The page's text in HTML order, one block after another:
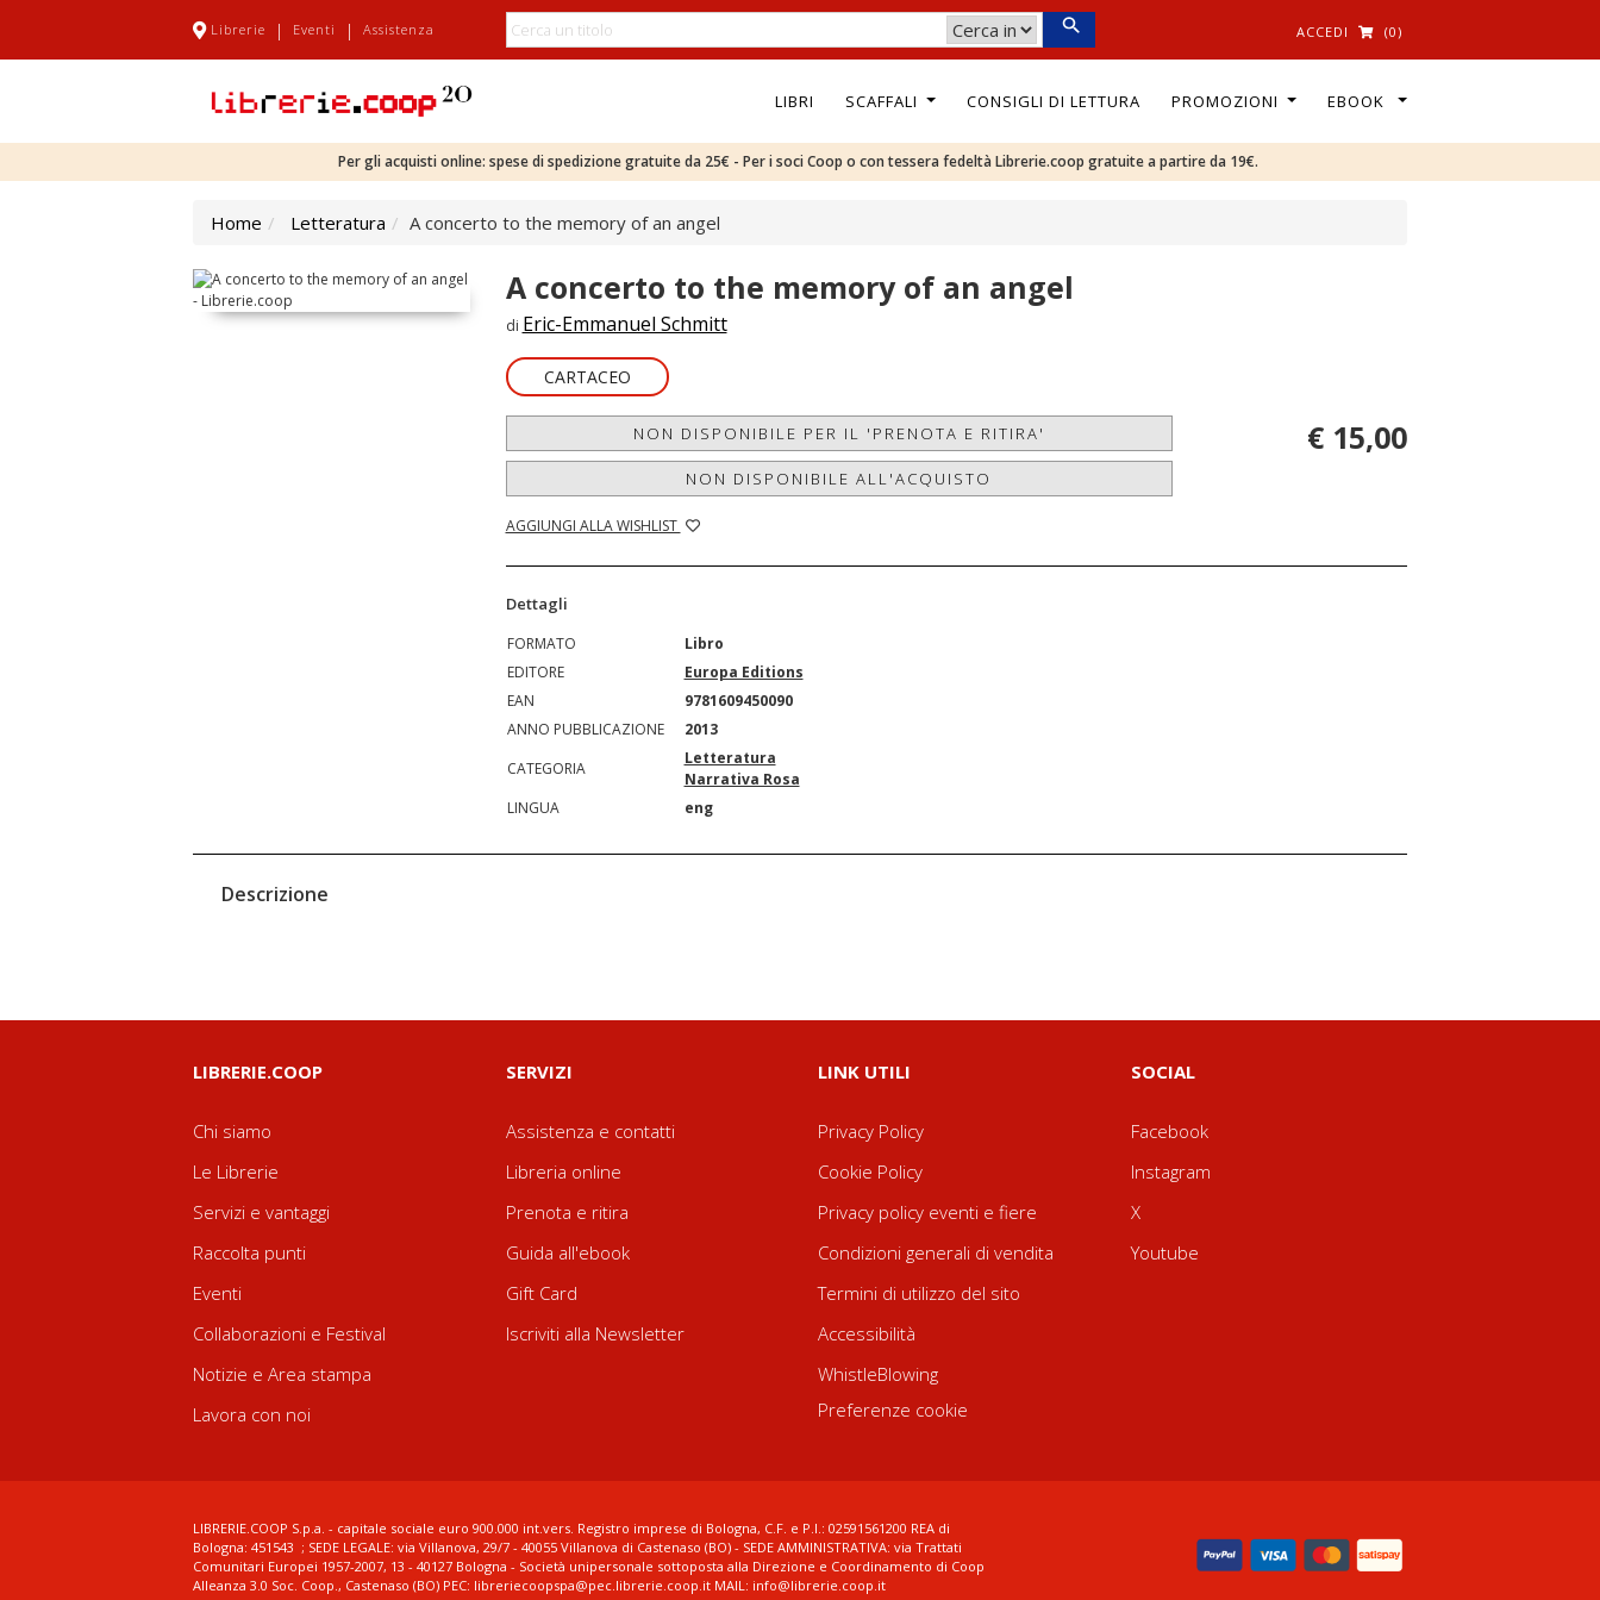
Librerie | Eventi | Assistenza ACCEDI (0)
LIBRI SCAFFALI CONSIGLI DI LETTURA PROMOZIONI EBOOK
Per gli acquisti online: spese di spedizione gratuite da 25€ - Per i soci Coop o con tessera fedeltà Librerie.coop gratuite a partire da 19€.
Home Letteratura A concerto to the memory of an angel
A concerto to the memory of an angel
di Eric-Emmanuel Schmitt
CARTACEO
NON DISPONIBILE PER IL 'PRENOTA E RITIRA'
NON DISPONIBILE ALL'ACQUISTO
AGGIUNGI ALLA WISHLIST
€ 15,00
Dettagli
FORMATO
Libro
EDITORE
Europa Editions
EAN
9781609450090
ANNO PUBBLICAZIONE
2013
CATEGORIA
Letteratura
Narrativa Rosa
LINGUA
eng
Descrizione
LIBRERIE.COOP
Chi siamo
Le Librerie
Servizi e vantaggi
Raccolta punti
Eventi
Collaborazioni e Festival
Notizie e Area stampa
Lavora con noi
SERVIZI
Assistenza e contatti
Libreria online
Prenota e ritira
Guida all'ebook
Gift Card
Iscriviti alla Newsletter
LINK UTILI
Privacy Policy
Cookie Policy
Privacy policy eventi e fiere
Condizioni generali di vendita
Termini di utilizzo del sito
Accessibilità
WhistleBlowing
Preferenze cookie
SOCIAL
Facebook
Instagram
X
Youtube
LIBRERIE.COOP S.p.a. - capitale sociale euro 900.000 int.vers. Registro imprese di Bologna, C.F. e P.I.: 02591561200 REA di
Bologna: 451543 ; SEDE LEGALE: via Villanova, 29/7 - 40055 Villanova di Castenaso (BO) - SEDE AMMINISTRATIVA: via Trattati
Comunitari Europei 1957-2007, 13 - 40127 Bologna - Società unipersonale sottoposta alla Direzione e Coordinamento di Coop
Alleanza 3.0 Soc. Coop., Castenaso (BO) PEC: libreriecoopspa@pec.librerie.coop.it MAIL: info@librerie.coop.it